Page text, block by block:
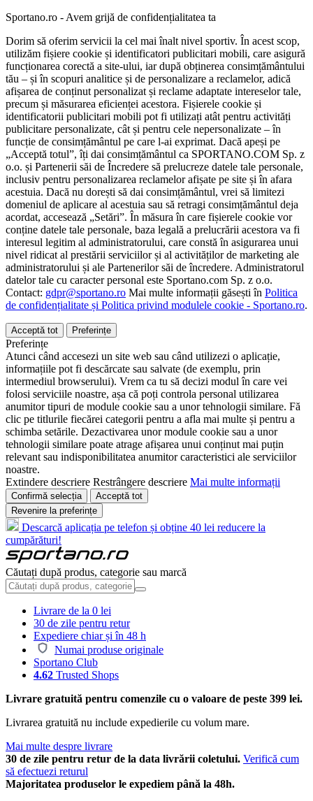
Sportano.ro - Avem grijă de confidențialitatea ta
Dorim să oferim servicii la cel mai înalt nivel sportiv. În acest scop,
utilizăm fișiere cookie și identificatori publicitari mobili, care asigură
funcționarea corectă a site-ului, iar după obținerea consimțământului
tău – și în scopuri analitice și de personalizare a reclamelor, adică
afișarea de conținut personalizat și reclame adaptate intereselor tale,
precum și măsurarea eficienței acestora. Fișierele cookie și
identificatorii publicitari mobili pot fi utilizați atât pentru activități
publicitare personalizate, cât și pentru cele nepersonalizate – în
funcție de consimțământul pe care l-ai exprimat. Dacă apeși pe
„Acceptă totul”, îți dai consimțământul ca SPORTANO.COM Sp. z
o.o. și Partenerii săi de Încredere să prelucreze datele tale personale,
inclusiv pentru personalizarea reclamelor afișate pe site și în afara
acestuia. Dacă nu dorești să dai consimțământul, vrei să limitezi
domeniul de aplicare al acestuia sau să retragi consimțământul deja
acordat, accesează „Setări”. În măsura în care fișierele cookie vor
conține datele tale personale, baza legală a prelucrării acestora va fi
interesul legitim al administratorului, care constă în asigurarea unui
nivel ridicat al prestării serviciilor și al activităților de marketing ale
administratorului și ale Partenerilor săi de încredere. Administratorul
datelor tale cu caracter personal este Sportano.com Sp. z o.o.
Contact: gdpr@sportano.ro Mai multe informații găsești în Politica
de confidențialitate și Politica privind modulele cookie - Sportano.ro.
Acceptă tot Preferințe
Preferințe
Atunci când accesezi un site web sau când utilizezi o aplicație,
informațiile pot fi descărcate sau salvate (de exemplu, prin
intermediul browserului). Vrem ca tu să decizi modul în care vei
folosi serviciile noastre, așa că poți controla personal utilizarea
anumitor tipuri de module cookie sau a unor tehnologii similare. Fă
clic pe titlurile fiecărei categorii pentru a afla mai multe și pentru a
schimba setările. Dezactivarea unor module cookie sau a unor
tehnologii similare poate atrage afișarea unui conținut mai puțin
relevant sau indisponibilitatea anumitor caracteristici ale serviciilor
noastre.
Extindere descriere Restrângere descriere Mai multe informații
Confirmă selecția
Acceptă tot
Revenire la preferințe
Descarcă aplicația pe telefon și obține 40 lei reducere la
cumpărături!
Căutați după produs, categorie sau marcă
Livrare de la 0 lei
30 de zile pentru retur
Expediere chiar și în 48 h
Numai produse originale
Sportano Club
4.62 Trusted Shops
Livrare gratuită pentru comenzile cu o valoare de peste 399 lei.
Livrarea gratuită nu include expedierile cu volum mare.
Mai multe despre livrare
30 de zile pentru retur de la data livrării coletului. Verifică cum
să efectuezi returul
Majoritatea produselor le expediem până la 48h.